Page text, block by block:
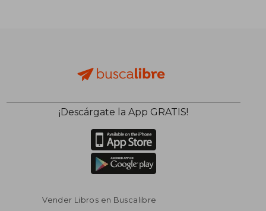
¡Descárgate la App GRATIS!
Vender Libros en Buscalibre